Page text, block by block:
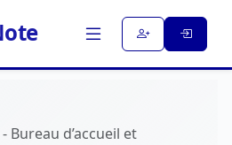
Bureau d’accueil et